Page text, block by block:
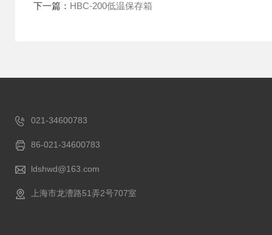
下一篇： HBC-200低温保存箱
021-34600783
86-021-34600783
ldshwd@163.com
上海市龙漕路51弄2号707室